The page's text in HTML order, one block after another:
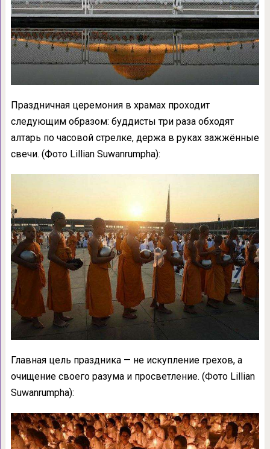
Праздничная церемония в храмах проходит
следующим образом: буддисты три раза обходят
алтарь по часовой стрелке, держа в руках зажжённые
свечи. (Фото Lillian Suwanrumpha):
Главная цель праздника — не искупление грехов, а
очищение своего разума и просветление. (Фото Lillian
Suwanrumpha):